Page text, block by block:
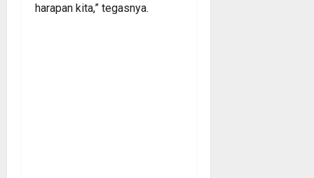
harapan kita,” tegasnya.